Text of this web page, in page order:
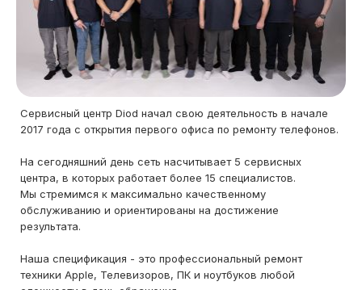
Сервисный центр Diod начал свою деятельность в начале
2017 года с открытия первого офиса по ремонту телефонов.
На сегодняшний день сеть насчитывает 5 сервисных
центра, в которых работает более 15 специалистов.
Мы стремимся к максимально качественному
обслуживанию и ориентированы на достижение
результата.
Наша спецификация - это профессиональный ремонт
техники Apple, Телевизоров, ПК и ноутбуков любой